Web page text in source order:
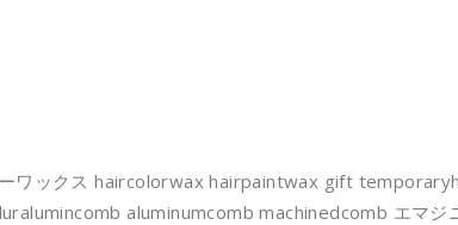
ワックス haircolorwax hairpaintwax gift
aluminumcomb machinedcomb エマ